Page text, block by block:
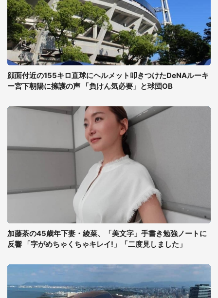
顔面付近の155キロ直球にヘルメット叩きつけたDeNAルーキ
ー宮下朝陽に擁護の声 「負けん気必要」と球団OB
加藤茶の45歳年下妻・綾菜、「美文字」手書き勉強ノートに
反響 「字がめちゃくちゃキレイ!」「二度見しました」